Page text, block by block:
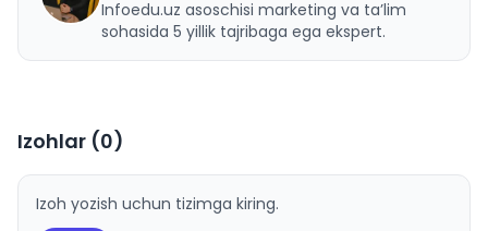
Infoedu.uz asoschisi marketing va ta’lim
sohasida 5 yillik tajribaga ega ekspert.
Izohlar (0)
Izoh yozish uchun tizimga kiring.